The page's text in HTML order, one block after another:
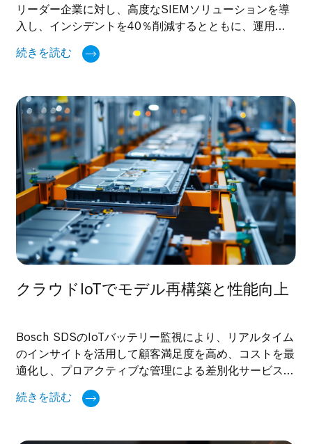
リーダー企業に対し、高度なSIEMソリューションを導
入し、インシデントを40％削減するとともに、運用レ
ジリエンスを大幅に強化した事例をご紹介します。
続きを読む
クラウドIoTでモデル再構築と性能向上
Bosch SDSのIoTバッテリー監視により、リアルタイム
のインサイトを活用して顧客満足度を高め、コストを最
適化し、プロアクティブな管理による差別化サービスを
実現します。このケーススタディで詳しくご紹介しま
す。
続きを読む